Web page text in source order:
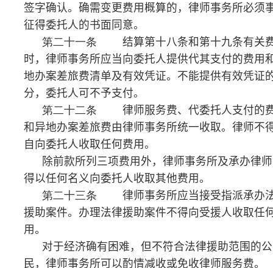
（三）超出政府指导价范围或幅度收费的；
（四）采取分解收费项目、重复收费、扩大范围等
方式变相提高收费标准的；
（五）以明显低于成本的收费进行不正当竞争的；
（六）其他价格违法行为。
第二十七条 各级司法行政部门应加强对律师事务
所、律师法律服务活动的监督检查。
律师事务所、律师有下列违法行为之一的，由司法
行政部门依照《律师法》以及《律师和律师事务所违法
行为处罚办法》实施行政处罚：
（一）违反律师事务所统一接受委托、签订书面委
托合同或者收费合同规定的；
（二）违反律师事务所统一收取律师服务费、代委
托人支付的费用和异地办案差旅费规定的；
（三）不向委托人提供预收异地办案差旅费用概
算，不开具律师服务收费合法票据，不向委托人提交代
（四）违反律师事务所统一保管、使用律师服务专
用文书、财务票据、业务档案规定的；
（五）违反律师执业纪律和职业道德的其他行为。